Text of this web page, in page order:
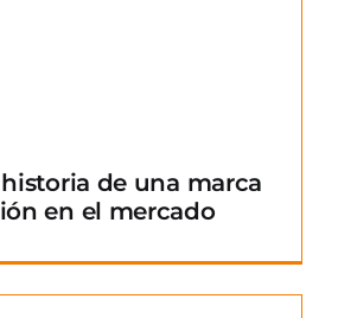
de una marca
en el mercado